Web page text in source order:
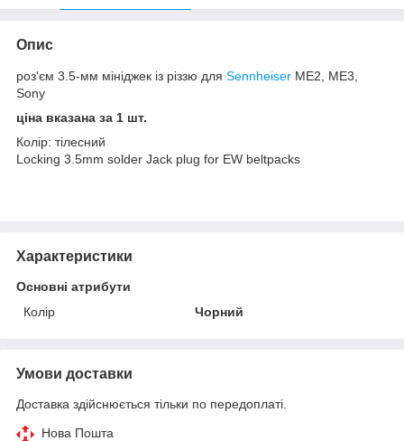
Опис
роз'єм 3.5-мм мініджек із різзю для Sennheiser ME2, ME3,
Sony
ціна вказана за 1 шт.
Колір: тілесний
Locking 3.5mm solder Jack plug for EW beltpacks
Характеристики
Основні атрибути
Колір
Чорний
Умови доставки
Доставка здійснюється тільки по передоплаті.
Нова Пошта